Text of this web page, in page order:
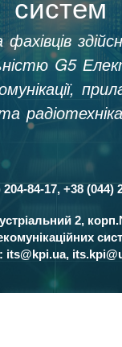
систем
фахівців
G5
радіотехніка
204-84-17, +38 (044)
2,
its@kpi.ua,